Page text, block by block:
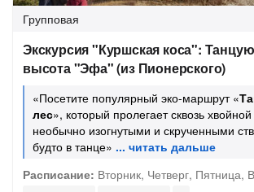
Групповая
Экскурсия "Куршская коса":
высота "Эфа" (из Пионерского)
«Посетите популярный эко-маршрут «
лес», который пролегает сквозь
необычно изогнутыми и скрученными
будто в танце»
Расписание: Вторник, Четверг, Пятница,